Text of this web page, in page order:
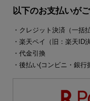
以下のお支払いが
・クレジット決済（一括払
・楽天ペイ（旧：楽天ID決
・代金引換
・後払い(コンビニ・銀